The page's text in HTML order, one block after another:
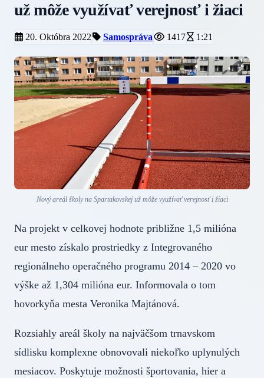
už môže využívať verejnosť i žiaci
20. Októbra 2022 Samospráva 1417 1:21
Nový areál školy na Spartakovskej už môže využívať verejnosť i žiaci
Na projekt v celkovej hodnote približne 1,5 milióna
eur mesto získalo prostriedky z Integrovaného
regionálneho operačného programu 2014 – 2020 vo
výške až 1,304 milióna eur. Informovala o tom
hovorkyňa mesta Veronika Majtánová.
Rozsiahly areál školy na najväčšom trnavskom
sídlisku komplexne obnovovali niekoľko uplynulých
mesiacov. Poskytuje možnosti športovania, hier a